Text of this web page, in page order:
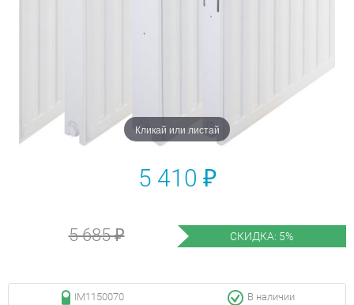
Кликай или листай
5 410 ₽
5 685 ₽ СКИДКА: 5%
IM1150070 В наличии